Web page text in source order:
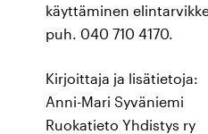
käyttäminen
puh. 040 710 4170.
Kirjoittaja ja lisätietoja:
Anni-Mari Syväniemi
Ruokatieto Yhdistys ry